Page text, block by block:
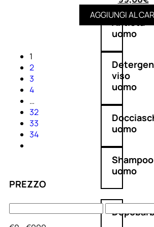
Antietà
uomo
viso
uomo
uomo
Shampoo
uomo
PREZZO
AGGIUNGI AL
1
2
3
4
…
32
33
34